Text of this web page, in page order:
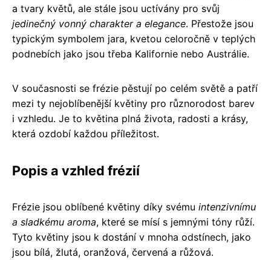
a tvary květů, ale stále jsou uctívány pro svůj
jedinečný vonný charakter a elegance. Přestože jsou
typickým symbolem jara, kvetou celoročně v teplých
podnebích jako jsou třeba Kalifornie nebo Austrálie.
V současnosti se frézie pěstují po celém světě a patří
mezi ty nejoblíbenější květiny pro různorodost barev
i vzhledu. Je to květina plná života, radosti a krásy,
která ozdobí každou příležitost.
Popis a vzhled frézií
Frézie jsou oblíbené květiny díky svému intenzivnímu
a sladkému aroma, které se mísí s jemnými tóny růží.
Tyto květiny jsou k dostání v mnoha odstínech, jako
jsou bílá, žlutá, oranžová, červená a růžová.